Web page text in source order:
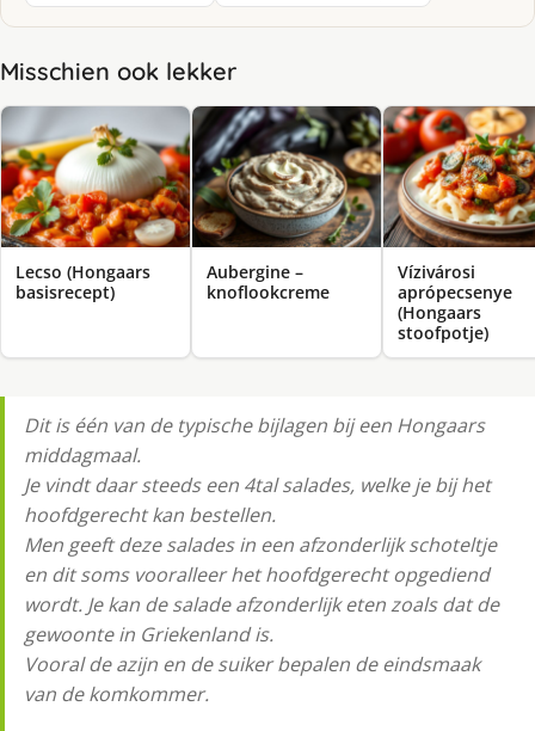
Misschien ook lekker
Lecso (Hongaars
basisrecept)
Aubergine –
knoflookcreme
Vízivárosi
aprópecsenye
(Hongaars
stoofpotje)
Dit is één van de typische bijlagen bij een Hongaars
middagmaal.
Je vindt daar steeds een 4tal salades, welke je bij het
hoofdgerecht kan bestellen.
Men geeft deze salades in een afzonderlijk schoteltje
en dit soms vooralleer het hoofdgerecht opgediend
wordt. Je kan de salade afzonderlijk eten zoals dat de
gewoonte in Griekenland is.
Vooral de azijn en de suiker bepalen de eindsmaak
van de komkommer.